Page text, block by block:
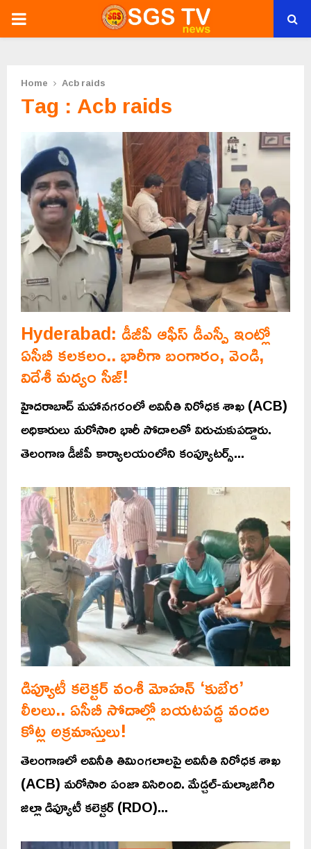
PRIMARY
Home Acb raids
Tag : Acb raids
Hyderabad: డీజీపీ ఆఫీస్ డీఎస్పీ ఇంట్లో
ఏసీబీ కలకలం.. భారీగా బంగారం, వెండి,
విదేశీ మద్యం సీజ్!
హైదరాబాద్ మహానగరంలో అవినీతి నిరోధక శాఖ (ACB)
అధికారులు మరోసారి భారీ సోదాలతో విరుచుకుపడ్డారు.
తెలంగాణ డీజీపీ కార్యాలయంలోని కంప్యూటర్స్...
డిప్యూటీ కలెక్టర్ వంశీ మోహన్ ‘కుబేర’
లీలలు.. ఏసీబీ సోదాల్లో బయటపడ్డ వందల
కోట్ల అక్రమాస్తులు!
తెలంగాణలో అవినీతి తిమింగలాలపై అవినీతి నిరోధక శాఖ
(ACB) మరోసారి పంజా విసిరింది. మేడ్చల్-మల్కాజిగిరి
జిల్లా డిప్యూటీ కలెక్టర్ (RDO)...